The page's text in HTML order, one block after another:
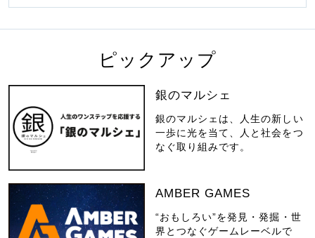
ピックアップ
銀のマルシェ
銀のマルシェは、人生の新しい
一歩に光を当て、人と社会をつ
なぐ取り組みです。
AMBER GAMES
“おもしろい”を発見・発掘・世
界とつなぐゲームレーベルで